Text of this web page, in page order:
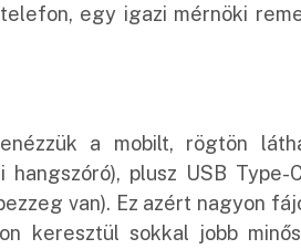
egy igazi mérnöki
a mobilt, rögtön
hangszóró), plusz USB
van). Ez azért nagyon
keresztül sokkal jobb